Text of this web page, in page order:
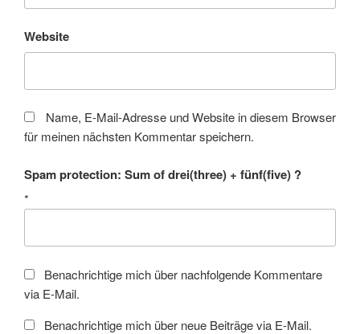
Website
Name, E-Mail-Adresse und Website in diesem Browser
für meinen nächsten Kommentar speichern.
Spam protection: Sum of drei(three) + fünf(five) ?
*
Benachrichtige mich über nachfolgende Kommentare
via E-Mail.
Benachrichtige mich über neue Beiträge via E-Mail.